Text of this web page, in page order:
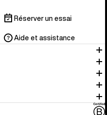
Réserver un essai
Aide et assistance